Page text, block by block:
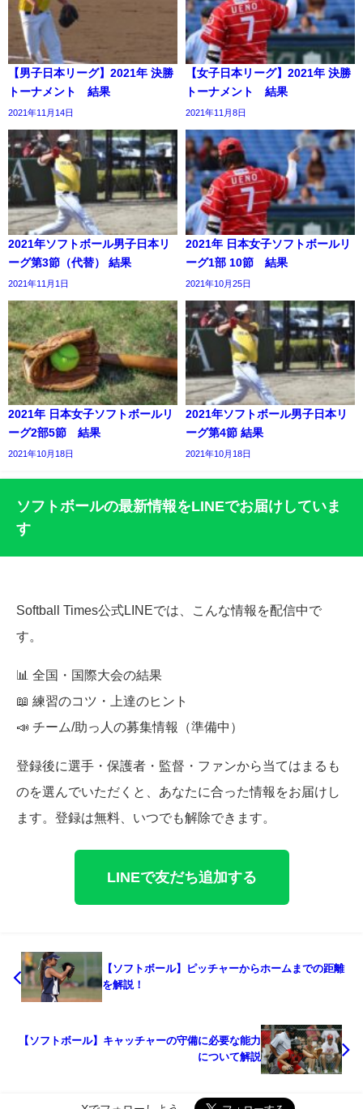
【男子日本リーグ】2021年 決勝
トーナメント 結果
2021年11月14日
【女子日本リーグ】2021年 決勝
トーナメント 結果
2021年11月8日
2021年ソフトボール男子日本リ
ーグ第3節（代替） 結果
2021年11月1日
2021年 日本女子ソフトボールリ
ーグ1部 10節 結果
2021年10月25日
2021年 日本女子ソフトボールリ
ーグ2部5節 結果
2021年10月18日
2021年ソフトボール男子日本リ
ーグ第4節 結果
2021年10月18日
ソフトボールの最新情報をLINEでお届けしていま
す
Softball Times公式LINEでは、こんな情報を配信中で
す。
📊 全国・国際大会の結果
📖 練習のコツ・上達のヒント
📣 チーム/助っ人の募集情報（準備中）
登録後に選手・保護者・監督・ファンから当てはまるも
のを選んでいただくと、あなたに合った情報をお届けし
ます。登録は無料、いつでも解除できます。
LINEで友だち追加する
【ソフトボール】ピッチャーからホームまでの距離
を解説！
【ソフトボール】キャッチャーの守備に必要な能力
について解説